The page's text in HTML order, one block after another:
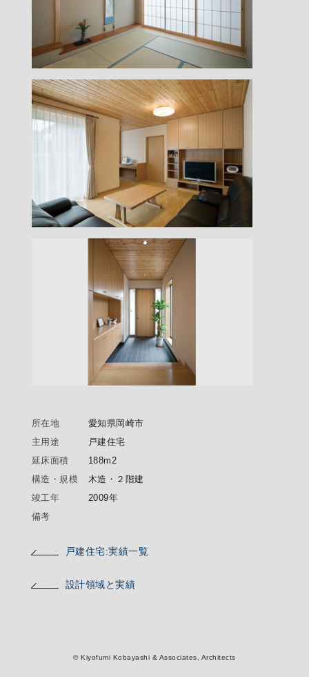
所在地
愛知県岡崎市
主用途
戸建住宅
延床面積
188m2
構造・規模
木造・２階建
竣工年
2009年
備考
戸建住宅:実績一覧
設計領域と実績
© Kiyofumi Kobayashi & Associates, Architects